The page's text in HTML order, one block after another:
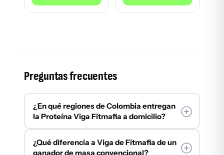
Preguntas frecuentes
¿En qué regiones de Colombia entregan
la Proteína Viga Fitmafia a domicilio?
suplementos a domicilio onlinea cualquier
¿Qué diferencia a Viga de Fitmafia de un
ganador de masa convencional?